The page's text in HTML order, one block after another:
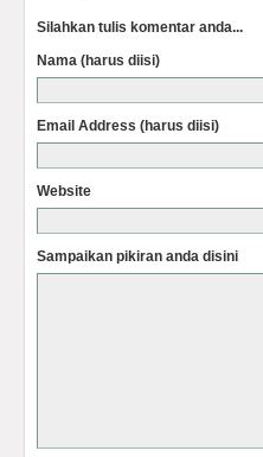
Silahkan tulis komentar anda...
Nama (harus diisi)
Email Address (harus diisi)
Website
Sampaikan pikiran anda disini